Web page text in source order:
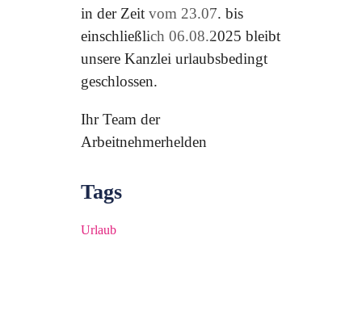
in der Zeit vom 23.07. bis
einschließlich 06.08.2025 bleibt
unsere Kanzlei urlaubsbedingt
geschlossen.
Ihr Team der
Arbeitnehmerhelden
Tags
Urlaub